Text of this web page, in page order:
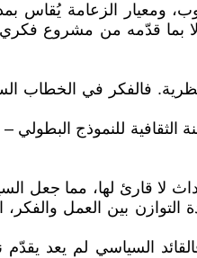
ومعيار الزعامة يُقاس
بما قدّمه من مشروع فكري
فالفكر في الخطاب
للنموذج البطولي
قارئ لها، مما جعل
بين العمل والفكر،
فالقائد السياسي لم يعد